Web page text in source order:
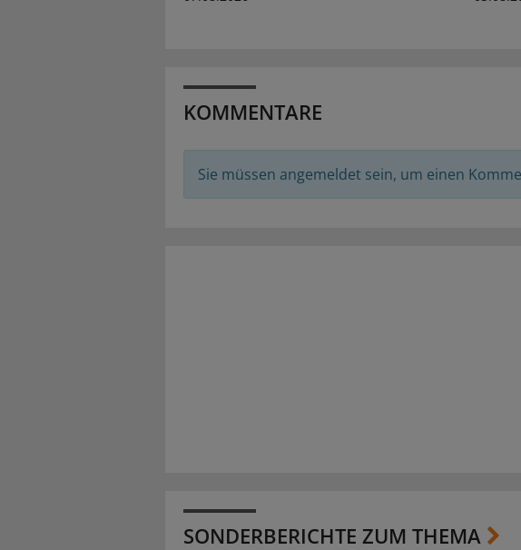
KOMMENTARE
Sie müssen angemeldet sein, um einen
SONDERBERICHTE ZUM THEMA